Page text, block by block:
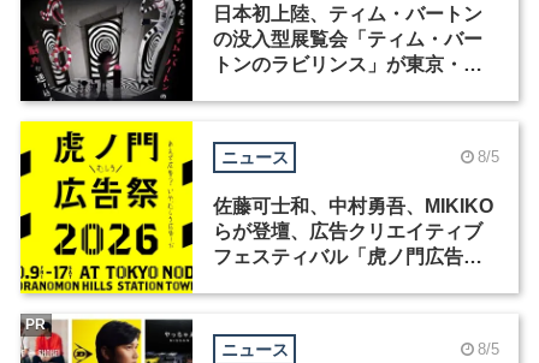
日本初上陸、ティム・バートン
の没入型展覧会「ティム・バー
トンのラビリンス」が東京・豊
ニュース 8/5
佐藤可士和、中村勇吾、MIKIKO
らが登壇、広告クリエイティブ
フェスティバル「虎ノ門広告
ニュース 8/5
PR